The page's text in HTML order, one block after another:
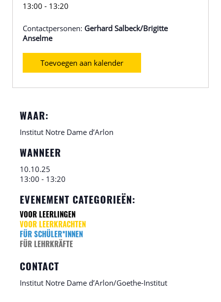
13:00 - 13:20
Contactpersonen: Gerhard Salbeck/Brigitte
Anselme
Toevoegen aan kalender
WAAR:
Institut Notre Dame d’Arlon
WANNEER
10.10.25
13:00 - 13:20
EVENEMENT CATEGORIEËN:
FÜR LEHRKRÄFTE
FÜR SCHÜLER*INNEN
VOOR LEERKRACHTEN
VOOR LEERLINGEN
CONTACT
Institut Notre Dame d’Arlon/Goethe-Institut